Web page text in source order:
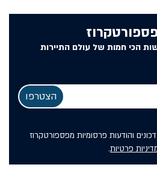
הכי חמות של עולם התיירות
והודעות פרסומיות מפספורטקרוז
פרטיות.